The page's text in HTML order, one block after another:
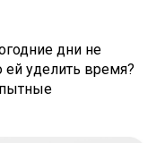
дни не
ей уделить время?